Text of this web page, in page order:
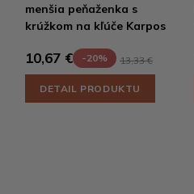
menšia peňaženka s
krúžkom na kľúče Karpos
10,67 € -20% 13,33 €
DETAIL PRODUKTU